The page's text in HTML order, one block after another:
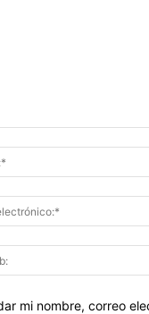
mi nombre, correo